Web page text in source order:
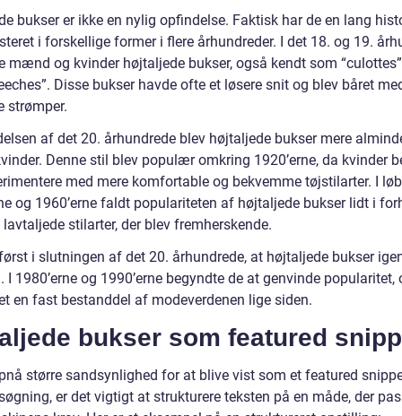
bukser er ikke en nylig opfindelse. Faktisk har de en lang
i forskellige former i flere århundreder. I det 18. og 19.
mænd og kvinder højtaljede bukser, også kendt som
Disse bukser havde ofte et løsere snit og blev båret
strømper.
af det 20. århundrede blev højtaljede bukser mere
Denne stil blev populær omkring 1920’erne, da kvinder
med mere komfortable og bekvemme tøjstilarter. I
og 1960’erne faldt populariteten af højtaljede bukser lidt i
lavtaljede stilarter, der blev fremherskende.
i slutningen af det 20. århundrede, at højtaljede bukser
I 1980’erne og 1990’erne begyndte de at genvinde popularitet,
en fast bestanddel af modeverdenen lige siden.
bukser som featured
større sandsynlighed for at blive vist som et featured
er det vigtigt at strukturere teksten på en måde, der